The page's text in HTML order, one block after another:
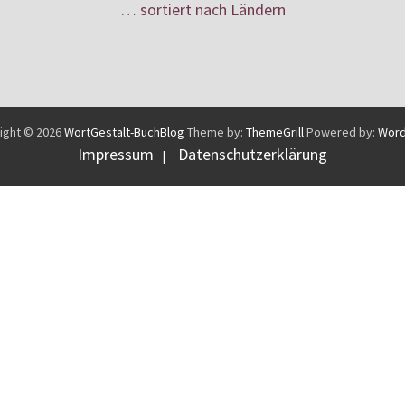
… sortiert nach Ländern
© 2026WortGestalt-BuchBlog Theme by: ThemeGrillPowered by:
Impressum | Datenschutzerklärung